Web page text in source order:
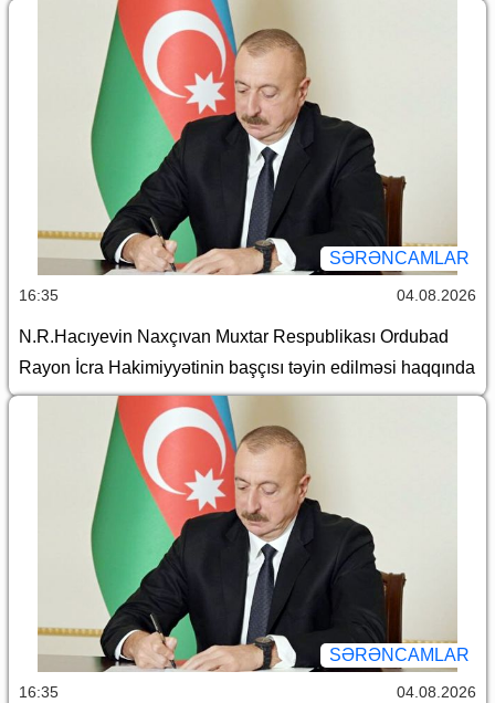
SƏRƏNCAMLAR
16:35 04.08.2026
N.R.Hacıyevin Naxçıvan Muxtar Respublikası Ordubad
Rayon İcra Hakimiyyətinin başçısı təyin edilməsi haqqında
SƏRƏNCAMLAR
16:35 04.08.2026